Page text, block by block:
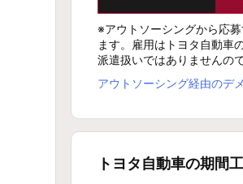
※アウトソーシングから応
ます。雇用はトヨタ自動車
派遣扱いではありませんの
アウトソーシング経由のデ
トヨタ自動車の期間